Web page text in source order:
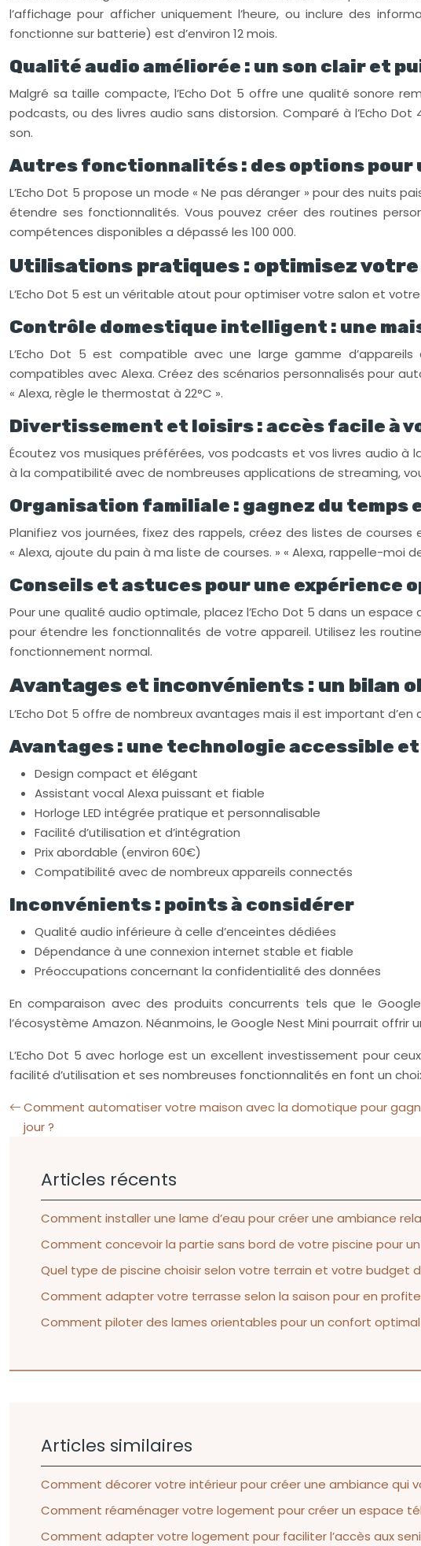
l’affichage pour afficher uniquement l’heure, ou inclure des
fonctionne sur batterie) est d’environ 12 mois.
Qualité audio améliorée : un son clair et
Malgré sa taille compacte, l’Echo Dot 5 offre une qualité sonore
podcasts, ou des livres audio sans distorsion. Comparé à l’Echo
son.
Autres fonctionnalités : des options pour
L’Echo Dot 5 propose un mode « Ne pas déranger » pour des nuits
étendre ses fonctionnalités. Vous pouvez créer des routines
compétences disponibles a dépassé les 100 000.
Utilisations pratiques : optimisez votre
L’Echo Dot 5 est un véritable atout pour optimiser votre salon et
Contrôle domestique intelligent : une
L’Echo Dot 5 est compatible avec une large gamme
compatibles avec Alexa. Créez des scénarios personnalisés pour
« Alexa, règle le thermostat à 22°C ».
Divertissement et loisirs : accès facile à
Écoutez vos musiques préférées, vos podcasts et vos livres audio à
à la compatibilité avec de nombreuses applications de streaming,
Organisation familiale : gagnez du temps
Planifiez vos journées, fixez des rappels, créez des listes de
« Alexa, ajoute du pain à ma liste de courses. » « Alexa, rappelle-moi
Conseils et astuces pour une expérience
Pour une qualité audio optimale, placez l’Echo Dot 5 dans un
pour étendre les fonctionnalités de votre appareil. Utilisez les
fonctionnement normal.
Avantages et inconvénients : un bilan
L’Echo Dot 5 offre de nombreux avantages mais il est important d’en
Avantages : une technologie accessible
Design compact et élégant
Assistant vocal Alexa puissant et fiable
Horloge LED intégrée pratique et personnalisable
Facilité d’utilisation et d’intégration
Prix abordable (environ 60€)
Compatibilité avec de nombreux appareils connectés
Inconvénients : points à considérer
Qualité audio inférieure à celle d’enceintes dédiées
Dépendance à une connexion internet stable et fiable
Préoccupations concernant la confidentialité des données
En comparaison avec des produits concurrents tels que le
l’écosystème Amazon. Néanmoins, le Google Nest Mini pourrait
L’Echo Dot 5 avec horloge est un excellent investissement pour
facilité d’utilisation et ses nombreuses fonctionnalités en font un
Comment automatiser votre maison avec la domotique pour
jour ?
Articles récents
Comment installer une lame d’eau pour créer une ambiance
Comment concevoir la partie sans bord de votre piscine pour
Quel type de piscine choisir selon votre terrain et votre budget
Comment adapter votre terrasse selon la saison pour en profiter
Comment piloter des lames orientables pour un confort
Articles similaires
Comment décorer votre intérieur pour créer une ambiance qui
Comment réaménager votre logement pour créer un espace
Comment adapter votre logement pour faciliter l’accès aux